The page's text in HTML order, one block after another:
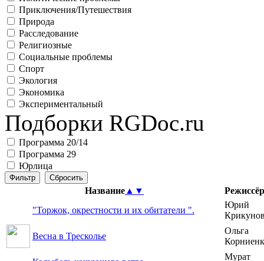
Приключения/Путешествия
Природа
Расследование
Религиозные
Социальные проблемы
Спорт
Экология
Экономика
Экспериментальный
Подборки RGDoc.ru
Программа 20/14
Программа 29
Юрлица
Название ▲ ▼
Режиссёр
"Торжок, окрестности и их обитатели ".
Юрий
Весна в Тресколье
Ольга
Мурат